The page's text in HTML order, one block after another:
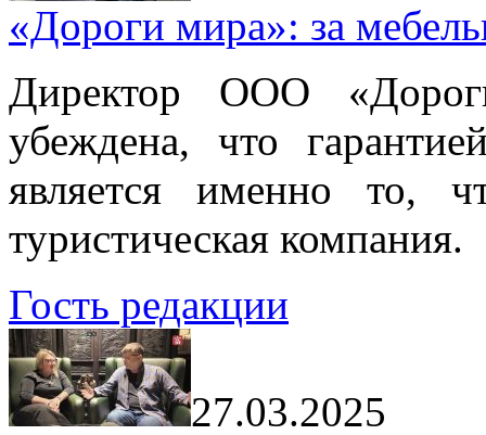
«Дороги мира»: за
Директор ООО
убеждена, что
является именно то,
туристическая компания.
Гость редакции
27.03.2025